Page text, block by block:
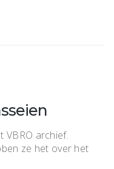
VBRO archief.
ze het over het